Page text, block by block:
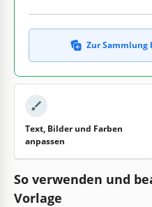
Zur Sammlung
Text, Bilder und Farben
anpassen
So verwenden und
Vorlage